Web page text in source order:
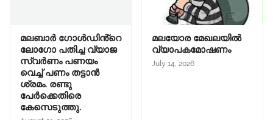
മലബാർ ഗോൾഡിൻ്റെ
ലോഗോ പതിച്ച വ്യാജ
സ്വർണം പണയം
വെച്ച് പണം തട്ടാൻ
ശ്രമം. രണ്ടു
പേർക്കെതിരെ
കേസെടുത്തു.
മലയോര മേഖലയിൽ
വ്യാപകമോഷണം
July 14, 2026